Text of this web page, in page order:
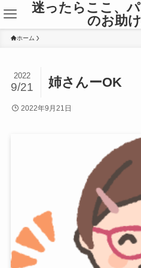
迷ったらここ、
のお助
ホーム
姉さんーOK
2022
9/21
2022年9月21日